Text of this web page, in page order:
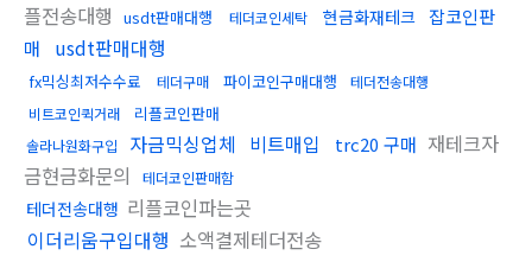
플전송대행 usdt판매대행 테더코인세탁 현금화재테크 잡코인판
매
usdt판매대행
fx믹싱최저수수료 테더구매 파이코인구매대행
테더전송대행
비트코인퀵거래
리플코인판매
솔라나원화구입 자금믹싱업체 비트매입 trc20 구매 재테크자
금현금화문의
테더코인판매함
테더전송대행 리플코인파는곳
이더리움구입대행 소액결제테더전송